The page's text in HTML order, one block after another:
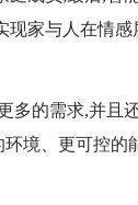
现家与人在情感
多的需求,并且
境、更可控的